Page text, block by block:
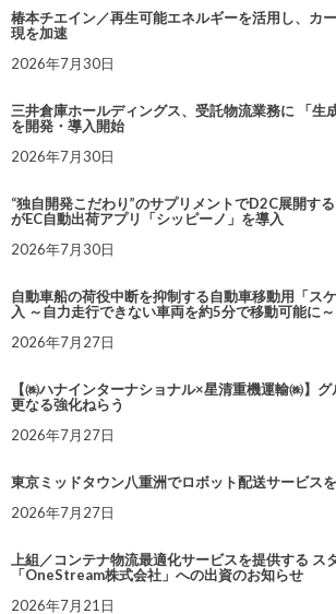
椿本チエイン／再生可能エネルギーを活用し、カ
現を加速
2026年7月30日
三井倉庫ホールディングス、受託物流業務に 「生
を開発・導入開始
2026年7月30日
“独自開発こだわり”のサプリメントでD2C展開す
がEC自動出荷アプリ「シッピーノ」を導入
2026年7月30日
自動車船の荷役中断を抑制する自動車移動用「ス
入 ～自力走行できない車両を約5分で移動可能に～
2026年7月27日
【㈱ハナインターナショナル×星清重機運輸㈱】
更なる強化ねらう
2026年7月27日
東京ミッドタウン八重洲でロボット配送サービス
2026年7月27日
上組／コンテナ物流最適化サービスを提供する ス
「OneStream株式会社」への出資のお知らせ
2026年7月21日